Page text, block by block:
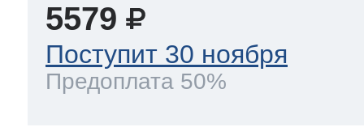
5579
Поступит 30 ноября
Предоплата 50%